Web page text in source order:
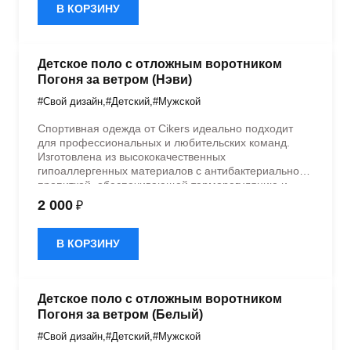
В КОРЗИНУ
Детское поло с отложным воротником
Погоня за ветром (Нэви)
#Свой дизайн #Детский #Мужской
Спортивная одежда от Cikers идеально подходит
для профессиональных и любительских команд.
Изготовлена из высококачественных
гипоаллергенных материалов с антибактериальной
пропиткой, обеспечивающей терморегуляцию и
быстрое влагоотведение. Одежда обладает
эластичностью в 5 направлениях и стильным
дизайном.
2 000 ₽
В КОРЗИНУ
Детское поло с отложным воротником
Погоня за ветром (Белый)
#Свой дизайн #Детский #Мужской